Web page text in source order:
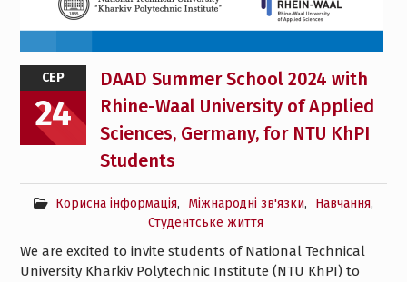
СЕР
24
DAAD Summer School 2024 with
Rhine-Waal University of Applied
Sciences, Germany, for NTU KhPI
Students
Корисна інформація, Міжнародні зв'язки, Навчання,
Студентське життя
We are excited to invite students of National Technical
University Kharkiv Polytechnic Institute (NTU KhPI) to